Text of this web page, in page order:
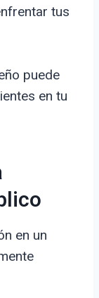
tus
puede
en tu
en un